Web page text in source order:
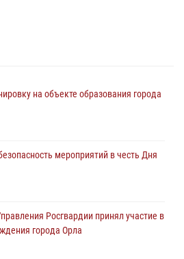
на объекте образования города
мероприятий в честь Дня
Росгвардии принял участие в
города Орла